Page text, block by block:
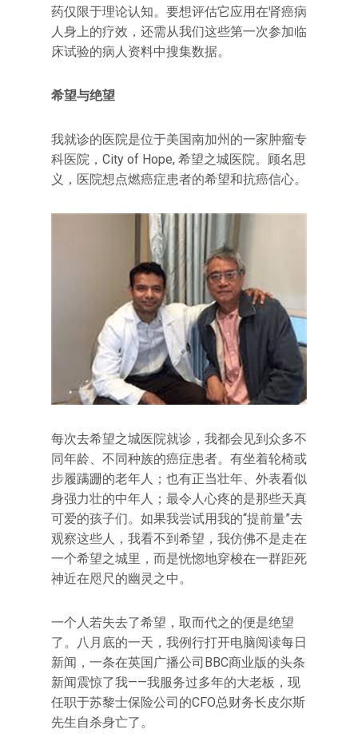
药仅限于理论认知。要想评估它应用在肾癌病
人身上的疗效，还需从我们这些第一次参加临
床试验的病人资料中搜集数据。
希望与绝望
我就诊的医院是位于美国南加州的一家肿瘤专
科医院，City of Hope, 希望之城医院。顾名思
义，医院想点燃癌症患者的希望和抗癌信心。
每次去希望之城医院就诊，我都会见到众多不
同年龄、不同种族的癌症患者。有坐着轮椅或
步履蹒跚的老年人；也有正当壮年、外表看似
身强力壮的中年人；最令人心疼的是那些天真
可爱的孩子们。如果我尝试用我的“提前量”去
观察这些人，我看不到希望，我仿佛不是走在
一个希望之城里，而是恍惚地穿梭在一群距死
神近在咫尺的幽灵之中。
一个人若失去了希望，取而代之的便是绝望
了。八月底的一天，我例行打开电脑阅读每日
新闻，一条在英国广播公司BBC商业版的头条
新闻震惊了我——我服务过多年的大老板，现
任职于苏黎士保险公司的CFO总财务长皮尔斯
先生自杀身亡了。